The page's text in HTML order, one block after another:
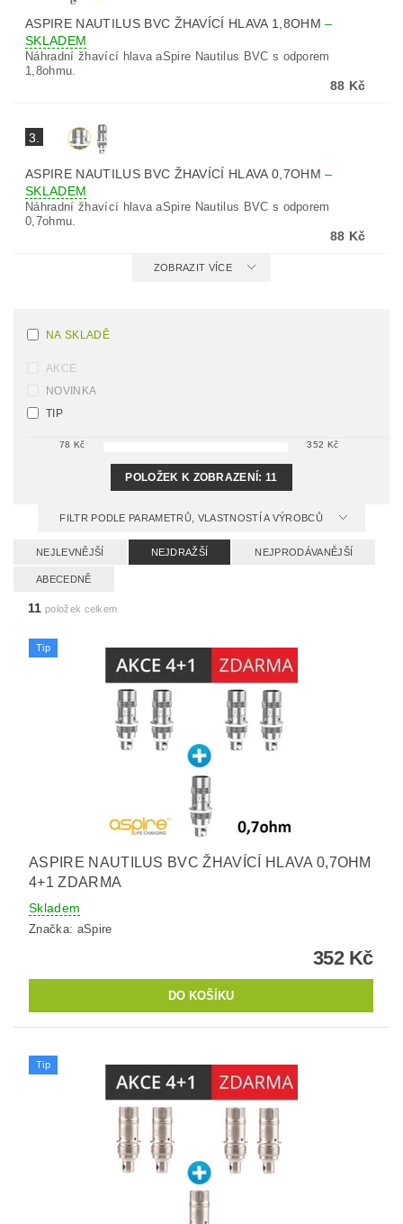
ASPIRE NAUTILUS BVC ŽHAVÍCÍ HLAVA 1,8OHM–
SKLADEM
Náhradní žhavící hlava aSpire Nautilus BVC s odporem
1,8ohmu.
88 Kč
3.
ASPIRE NAUTILUS BVC ŽHAVÍCÍ HLAVA 0,7OHM–
SKLADEM
Náhradní žhavící hlava aSpire Nautilus BVC s odporem
0,7ohmu.
88 Kč
ZOBRAZIT VÍCE
NA SKLADĚ
AKCE
NOVINKA
TIP
78 Kč 352 Kč
POLOŽEK K ZOBRAZENÍ:11
FILTR PODLE PARAMETRŮ, VLASTNOSTÍ A VÝROBCŮ
NEJLEVNĚJŠÍ NEJDRAŽŠÍ NEJPRODÁVANĚJŠÍ
ABECEDNĚ
11 položek celkem
Tip
ASPIRE NAUTILUS BVC ŽHAVÍCÍ HLAVA 0,7OHM
4+1 ZDARMA
Skladem
Značka: aSpire
352 Kč
Tip